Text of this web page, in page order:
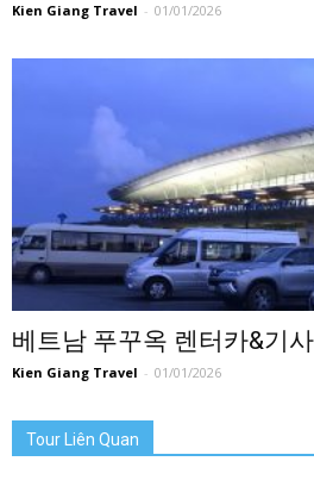
Kien Giang Travel - 01/01/2026
베트남 푸꾸옥 렌터카&기
Kien Giang Travel - 01/01/2026
Tour Liên Quan